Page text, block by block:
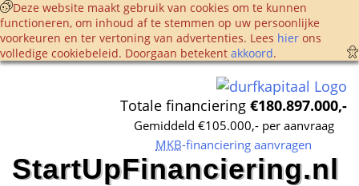
Deze website maakt gebruik van cookies om te kunnen
functioneren, om inhoud af te stemmen op uw persoonlijke
voorkeuren en ter vertoning van advertenties. Lees hier ons
volledige cookie­beleid. Doorgaan betekent akkoord.
Totale financiering €180.897.000,-
Gemiddeld €105.000,- per aanvraag
MKB-financiering aanvragen
StartUpFinanciering.nl